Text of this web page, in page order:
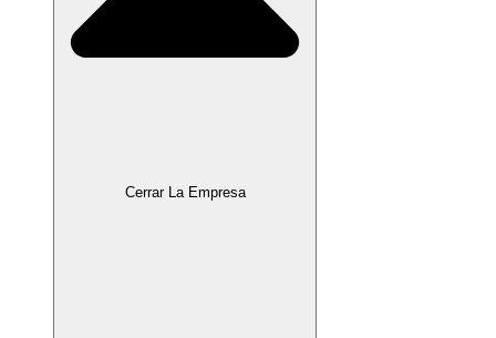
Cerrar La Empresa